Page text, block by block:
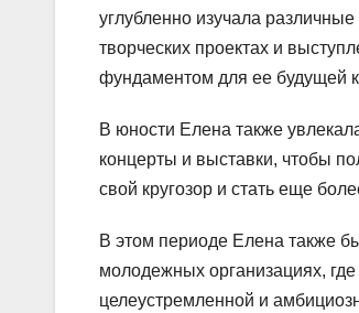
углубленно изучала
творческих проектах и
фундаментом для ее будущей
В юности Елена также
концерты и выставки, чтобы
свой кругозор и стать еще
В этом периоде Елена также
молодежных организациях,
целеустремленной и